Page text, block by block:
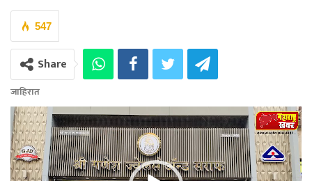
547
Share
जाहिरात
Video
Player